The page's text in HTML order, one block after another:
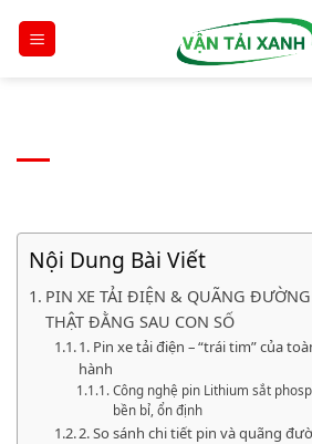
đến
Nội Dung Bài Viết
PIN XE TẢI ĐIỆN & QUÃNG ĐƯỜNG
THẬT ĐẰNG SAU CON SỐ
1. Pin xe tải điện – “trái tim” của
hành
Công nghệ pin Lithium sắt
bền bỉ, ổn định
2. So sánh chi tiết pin và quãng